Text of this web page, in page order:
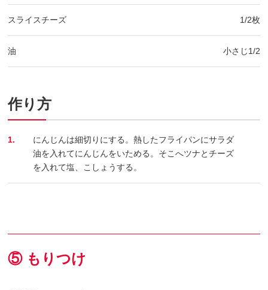
スライスチーズ 1/2枚
油 小さじ1/2
作り方
1.
にんじんは細切りにする。熱したフライパンにサラダ
油を入れてにんじんをいためる。そこへツナとチーズ
を入れて塩、こしょうする。
⑤ もりつけ